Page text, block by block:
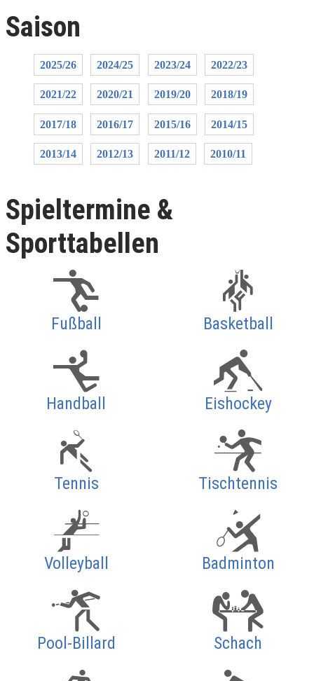
Saison
2025/26 2024/25 2023/24 2022/23
2021/22 2020/21 2019/20 2018/19
2017/18 2016/17 2015/16 2014/15
2013/14 2012/13 2011/12 2010/11
Spieltermine &
Sporttabellen
Fußball Basketball
Handball Eishockey
Tennis Tischtennis
Volleyball Badminton
Pool-Billard Schach